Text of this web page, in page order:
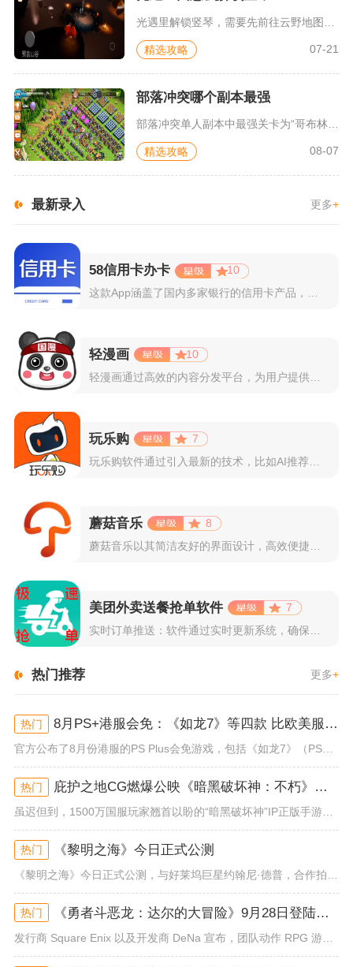
精选攻略 07-21
部落冲突哪个副本最强
部落冲突单人副本中最强关卡为“哥布林之都”，作为单人模式的收...
精选攻略 08-07
最新录入 更多+
58信用卡办卡
10
这款App涵盖了国内多家银行的信用卡产品，支持用户根据自己的...
轻漫画
10
轻漫画通过高效的内容分发平台，为用户提供高清、全彩的漫画阅读...
玩乐购
7
玩乐购软件通过引入最新的技术，比如AI推荐算法、AR试穿功能...
蘑菇音乐
8
美团外卖送餐抢单软件
7
热门推荐 更多+
热门 8月PS+港服会免：《如龙7》等四款 比欧美服多一款
官方公布了8月份港服的PS Plus会免游戏，包括《如龙7》（PS4/PS5）、《小小梦魇》（PS4）、《托尼霍克职业滑...
热门 庇护之地CG燃爆公映《暗黑破坏神：不朽》今日全平台上线
虽迟但到，1500万国服玩家翘首以盼的“暗黑破坏神”IP正版手游《暗黑破坏神：不朽》已于今日全平台上线！动作RPG王者再...
热门 《黎明之海》今日正式公测
热门 《勇者斗恶龙：达尔的大冒险》9月28日登陆苹果谷歌应用商店
发行商 Square Enix 以及开发商 DeNa 宣布，团队动作 RPG 游戏《勇者斗恶龙：达尔的大冒险 魂之绊》将...